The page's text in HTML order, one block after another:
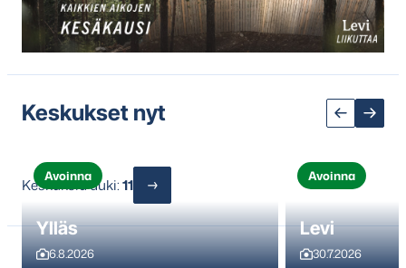
seuraavaan
sisältöön
Keskukset nyt
Ylläs
6.8.2026
Avoinna
Levi
30.7.2026
Avoinna
Keskuksia auki:11